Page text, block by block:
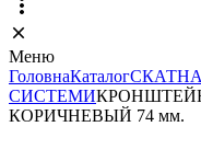
Меню
ГоловнаКаталог
СИСТЕМИ
КОРИЧНЕВЫЙ 74 мм.